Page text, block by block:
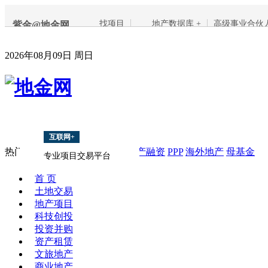
紫金@地金网 找项目 地产数据库 + 高级事业合伙
2026年08月09日 周日
互联网+
专业项目交易平台
热门搜索：项目 上海 南京 地产融资 PPP 海外地产 母基金
首 页
土地交易
地产项目
科技创投
投资并购
资产租赁
文旅地产